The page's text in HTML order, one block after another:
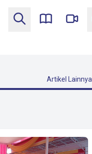
Artikel Lainnya